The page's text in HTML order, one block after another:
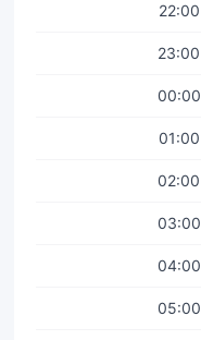
22:00
23:00
00:00
01:00
02:00
03:00
04:00
05:00